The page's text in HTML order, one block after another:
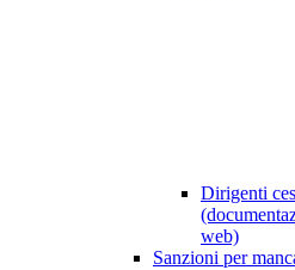
Dirigenti
web)
Sanzioni per